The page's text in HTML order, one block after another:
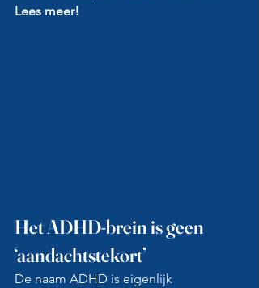
Lees meer!
Het ADHD-brein is geen
‘aandachtstekort’
De naam ADHD is eigenlijk